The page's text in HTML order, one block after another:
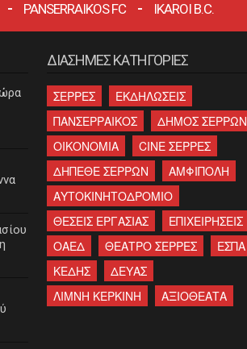
PANSERRAIKOS FC IKAROI B.C.
ΔΙΑΣΗΜΕΣ ΚΑΤΗΓΟΡΙΕΣ
ΣΕΡΡΕΣ
ΕΚΔΗΛΩΣΕΙΣ
ΠΑΝΣΕΡΡΑΙΚΟΣ
ΔΗΜΟΣ ΣΕΡΡΩΝ
ΟΙΚΟΝΟΜΙΑ
CINE ΣΕΡΡΕΣ
ΔΗΠΕΘΕ ΣΕΡΡΩΝ
ΑΜΦΙΠΟΛΗ
ΑΥΤΟΚΙΝΗΤΟΔΡΟΜΙΟ
ΘΕΣΕΙΣ ΕΡΓΑΣΙΑΣ
ΕΠΙΧΕΙΡΗΣΕΙΣ
ΟΑΕΔ
ΘΕΑΤΡΟ ΣΕΡΡΕΣ
ΕΣΠΑ
ΚΕΔΗΣ
ΔΕΥΑΣ
ΛΙΜΝΗ ΚΕΡΚΙΝΗ
ΑΞΙΟΘΕΑΤΑ